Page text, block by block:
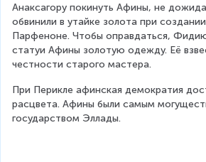
Анаксагору покинуть Афины, не
обвинили в утайке золота при
Парфеноне. Чтобы оправдаться,
статуи Афины золотую одежду. Её
честности старого мастера.
При Перикле афинская демократия
расцвета. Афины были самым
государством Эллады.